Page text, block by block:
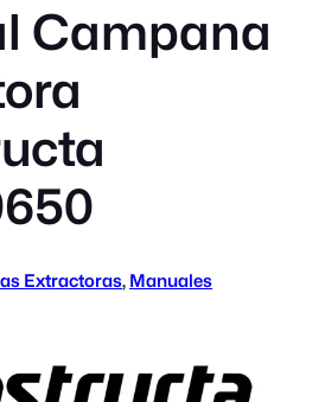
Campana
Extractoras, Manuales